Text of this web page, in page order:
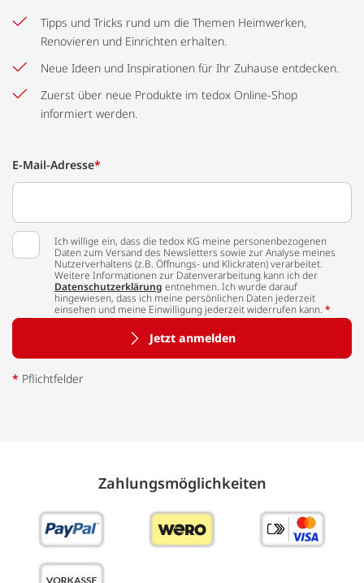
Tipps und Tricks rund um die Themen Heimwerken,
Renovieren und Einrichten erhalten.
Neue Ideen und Inspirationen für Ihr Zuhause entdecken.
Zuerst über neue Produkte im tedox Online-Shop
informiert werden.
E-Mail-Adresse*
Ich willige ein, dass die tedox KG meine personenbezogenen
Daten zum Versand des Newsletters sowie zur Analyse meines
Nutzerverhaltens (z.B. Öffnungs- und Klickraten) verarbeitet.
Weitere Informationen zur Datenverarbeitung kann ich der
Datenschutzerklärung entnehmen. Ich wurde darauf
hingewiesen, dass ich meine persönlichen Daten jederzeit
einsehen und meine Einwilligung jederzeit widerrufen kann. *
Jetzt anmelden
* Pflichtfelder
Zahlungs­möglich­keiten